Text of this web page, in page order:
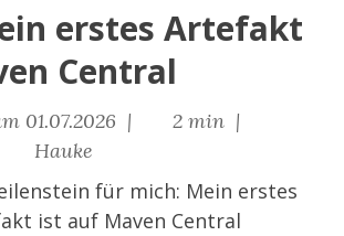
erstes Artefakt
Central
01.07.2026 |
2 min |
Hauke
für mich: Mein erstes
ist auf Maven Central